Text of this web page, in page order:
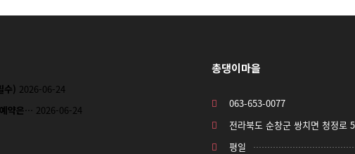
수) 2026-06-24
약은… 2026-06-24
총댕이마을
063-653-0077
전라북도 순창군 쌍치면 청정로
평일